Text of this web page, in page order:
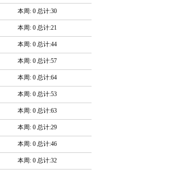
本周: 0 总计:30
本周: 0 总计:21
本周: 0 总计:44
本周: 0 总计:57
本周: 0 总计:64
本周: 0 总计:53
本周: 0 总计:63
本周: 0 总计:29
本周: 0 总计:46
本周: 0 总计:32